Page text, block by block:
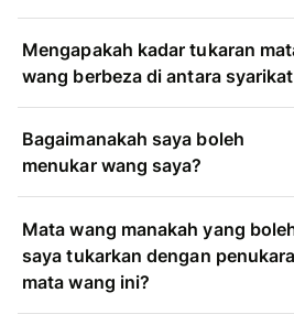
Mengapakah kadar tukaran
wang berbeza di antara
Bagaimanakah saya boleh
menukar wang saya?
Mata wang manakah yang
saya tukarkan dengan
mata wang ini?